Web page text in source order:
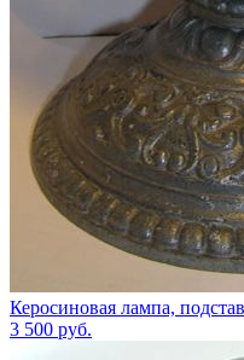
Керосиновая лампа,
3 500 руб.